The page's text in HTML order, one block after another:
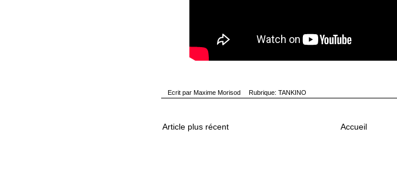
Ecrit parMaxime Morisod Rubrique:TANKINO
Article plus récent Accueil